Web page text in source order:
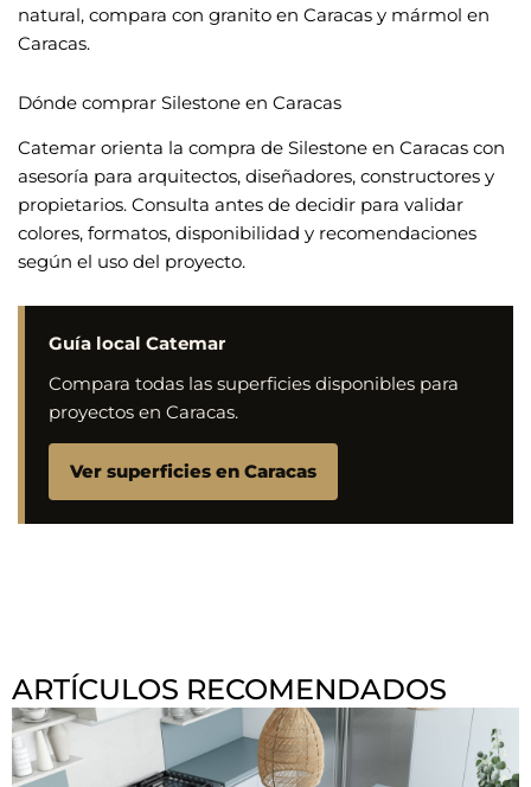
natural, compara con granito en Caracas y mármol en
Caracas.
Dónde comprar Silestone en Caracas
Catemar orienta la compra de Silestone en Caracas con
asesoría para arquitectos, diseñadores, constructores y
propietarios. Consulta antes de decidir para validar
colores, formatos, disponibilidad y recomendaciones
según el uso del proyecto.
Guía local Catemar
Compara todas las superficies disponibles para
proyectos en Caracas.
Ver superficies en Caracas
ARTÍCULOS RECOMENDADOS